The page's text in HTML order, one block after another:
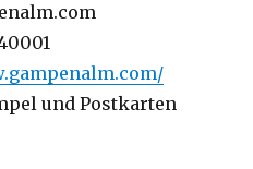
und Postkarten